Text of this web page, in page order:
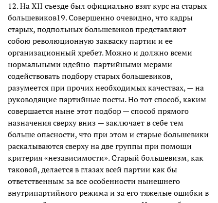
12. На XII съезде был официально взят курс на старых
большевиков19. Совершенно очевидно, что кадры
старых, подпольных большевиков представляют
собою революционную закваску партии и ее
организационный хребет. Можно и должно всеми
нормальными идейно-партийными мерами
содействовать подбору старых большевиков,
разумеется при прочих необходимых качествах, — на
руководящие партийные посты. Но тот способ, каким
совершается ныне этот подбор — способ прямого
назначения сверху вниз — заключает в себе тем
больше опасности, что при этом и старые большевики
раскалываются сверху на две группы при помощи
критерия «независимости». Старый большевизм, как
таковой, делается в глазах всей партии как бы
ответственным за все особенности нынешнего
внутрипартийного режима и за его тяжелые ошибки в